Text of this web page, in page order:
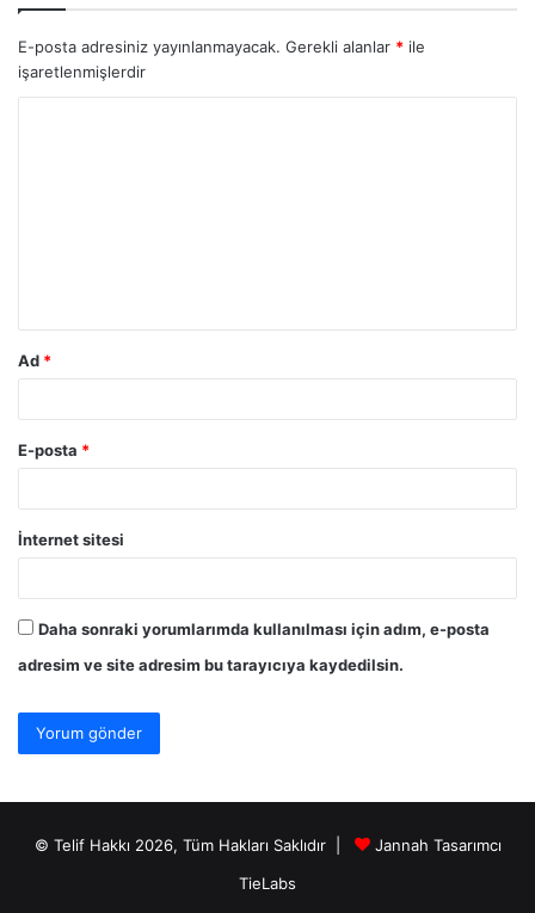
E-posta adresiniz yayınlanmayacak. Gerekli alanlar * ile
işaretlenmişlerdir
Ad *
E-posta *
İnternet sitesi
Daha sonraki yorumlarımda kullanılması için adım, e-posta
adresim ve site adresim bu tarayıcıya kaydedilsin.
© Telif Hakkı 2026, Tüm Hakları Saklıdır |
Jannah Tasarımcı
TieLabs